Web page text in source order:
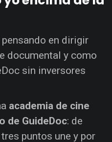
en dirigir
documental y como
sin inversores
academia de cine
de GuideDoc: de
puntos une y por